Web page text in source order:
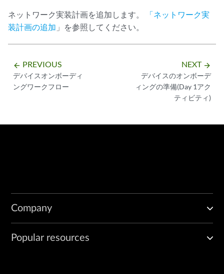
ネットワーク実装計画を追加します。
「ネットワーク実
装計画の追加 」を参照してください。
arrow_backward PREVIOUS
デバイスオンボーディ
ングワークフロー
NEXT arrow_forward
デバイスのオンボーデ
ィングの準備(Day 1アク
ティビティ)
Company
Popular resources